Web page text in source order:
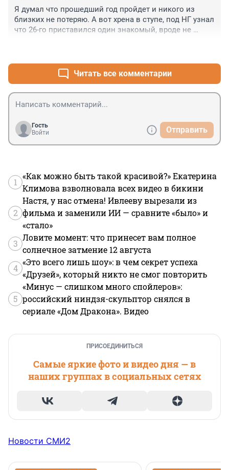
Я думал что прошедший год пройдет и никого из
близких не потеряю. А вот хрена в ступе, под НГ узнал
что 26-го приставился один знакомый, вроде не
Читать все комментарии
Гость
Войти
Отправить
1
«Как можно быть такой красивой?» Екатерина
Климова взволновала всех видео в бикини
2
Настя, у нас отмена! Ивлееву вырезали из
фильма и заменили ИИ — сравните «было» и
«стало»
3
Ловите момент: что принесет вам полное
солнечное затмение 12 августа
4
«Это всего лишь шоу»: в чем секрет успеха
«Друзей», который никто не смог повторить
5
«Минус — слишком много спойлеров»:
российский ниндзя-скульптор снялся в
сериале «Дом Дракона». Видео
ПРИСОЕДИНИТЬСЯ
Самые яркие фото и видео дня — в
наших группах в социальных сетях
Новости СМИ2